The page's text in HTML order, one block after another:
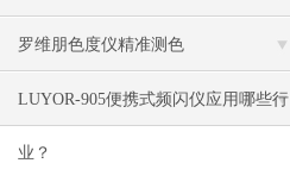
罗维朋色度仪精准测色
LUYOR-905便携式频闪仪应用哪些行
业？